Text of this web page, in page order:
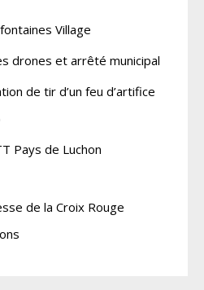
Village
drones et arrêté municipal
de tir d’un feu d’artifice
Pays de Luchon
de la Croix Rouge